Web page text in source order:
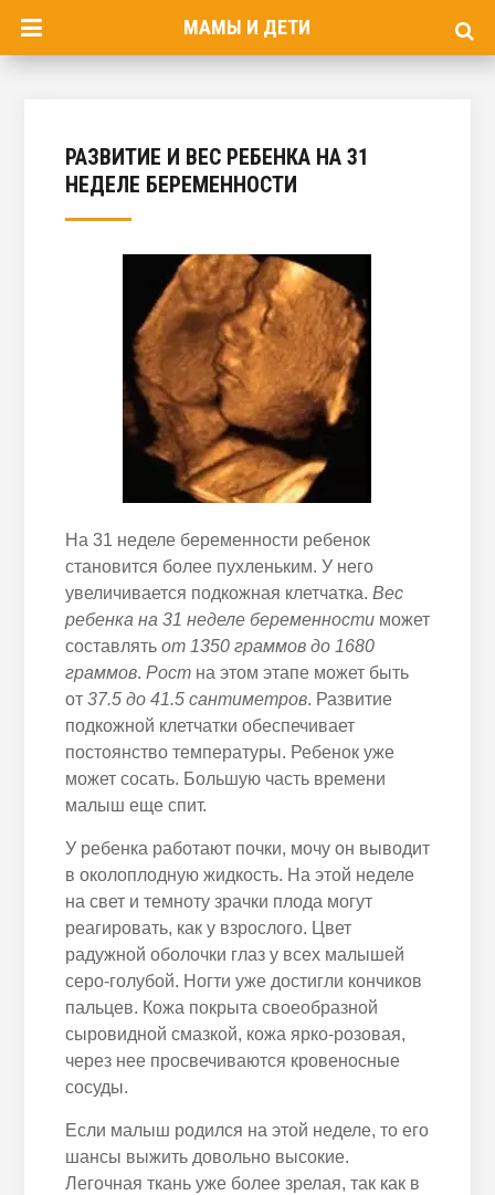
МАМЫ И ДЕТИ
РАЗВИТИЕ И ВЕС РЕБЕНКА НА 31
НЕДЕЛЕ БЕРЕМЕННОСТИ
На 31 неделе беременности ребенок
становится более пухленьким. У него
увеличивается подкожная клетчатка. Вес
ребенка на 31 неделе беременностиможет
составлять от 1350 граммов до 1680
граммов. Ростна этом этапе может быть
от 37.5 до 41.5 сантиметров. Развитие
подкожной клетчатки обеспечивает
постоянство температуры. Ребенок уже
может сосать. Большую часть времени
малыш еще спит.
У ребенка работают почки, мочу он выводит
в околоплодную жидкость. На этой неделе
на свет и темноту зрачки плода могут
реагировать, как у взрослого. Цвет
радужной оболочки глаз у всех малышей
серо-голубой. Ногти уже достигли кончиков
пальцев. Кожа покрыта своеобразной
сыровидной смазкой, кожа ярко-розовая,
через нее просвечиваются кровеносные
сосуды.
Если малыш родился на этой неделе, то его
шансы выжить довольно высокие.
Легочная ткань уже более зрелая, так как в